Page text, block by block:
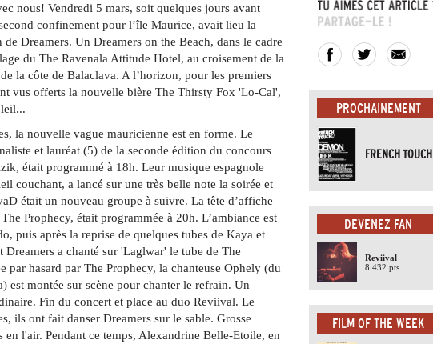
nous! Vendredi 5 mars, soit quelques jours avant
confinement pour l’île Maurice, avait lieu la
Dreamers. Un Dreamers on the Beach, dans le cadre
du The Ravenala Attitude Hotel, au croisement de la
la côte de Balaclava. A l’horizon, pour les premiers
vus offerts la nouvelle bière The Thirsty Fox 'Lo-Cal',
la nouvelle vague mauricienne est en forme. Le
et lauréat (5) de la seconde édition du concours
était programmé à 18h. Leur musique espagnole
couchant, a lancé sur une très belle note la soirée et
était un nouveau groupe à suivre. La tête d’affiche
Prophecy, était programmée à 20h. L’ambiance est
puis après la reprise de quelques tubes de Kaya et
Dreamers a chanté sur 'Laglwar' le tube de The
par hasard par The Prophecy, la chanteuse Ophely (du
est montée sur scène pour chanter le refrain. Un
Fin du concert et place au duo Reviival. Le
ils ont fait danser Dreamers sur le sable. Grosse
en l'air. Pendant ce temps, Alexandrine Belle-Etoile, en
PROCHAINEMENT
FRENCH TOUCH
DEVENEZ FAN
Reviival
8 432 pts
FILM OF THE WEEK